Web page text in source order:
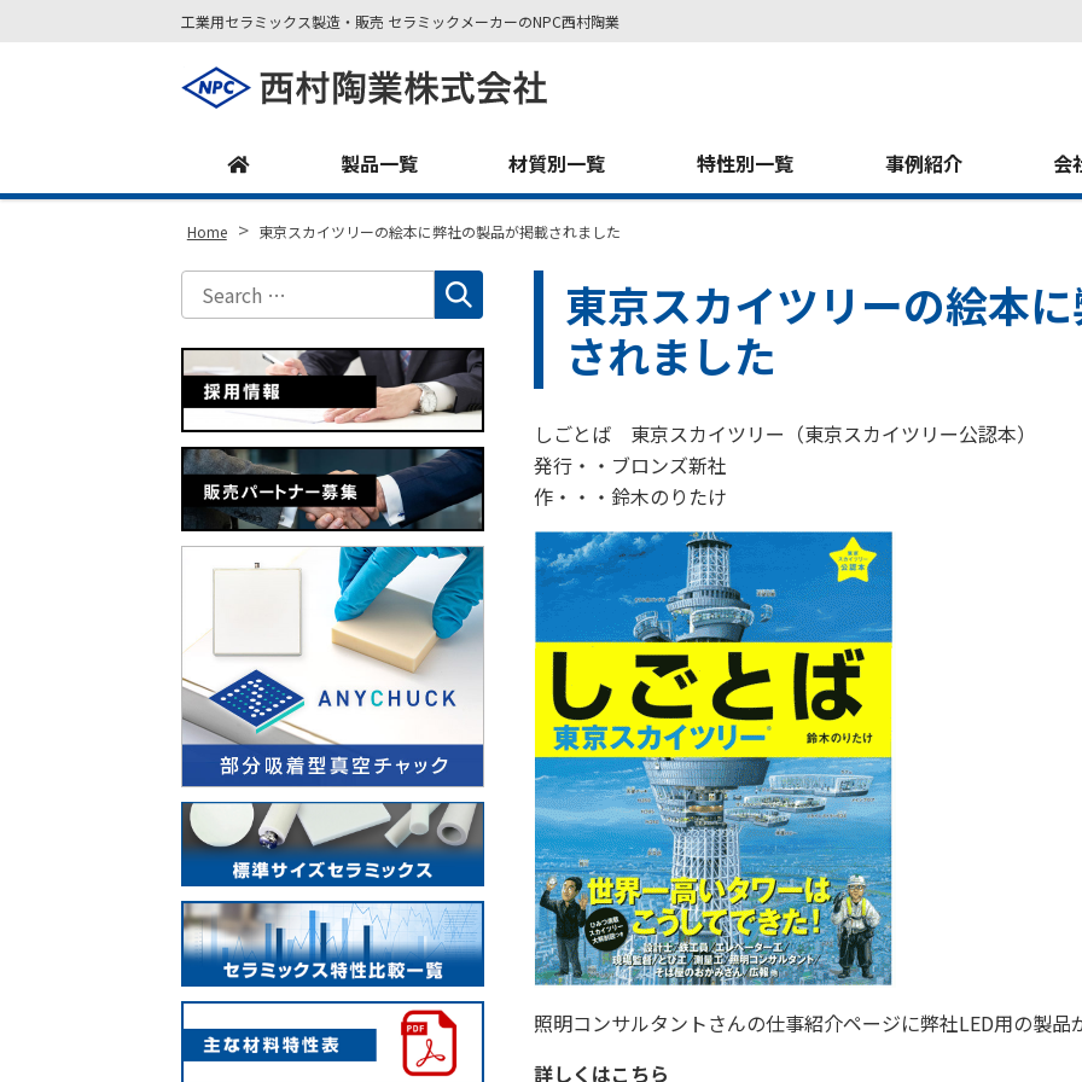
工業用セラミックス製造・販売 セラミックメーカーのNPC西村陶業
製品一覧 材質別一覧 特性別一覧 事例紹介 会
Home > 東京スカイツリーの絵本に弊社の製品が掲載されました
東京スカイツリーの絵本
されました
しごとば 東京スカイツリー（東京スカイツリー公認本）
発行・・ブロンズ新社
作・・・鈴木のりたけ
照明コンサルタントさんの仕事紹介ページに弊社LED用の製品
詳しくはこちら